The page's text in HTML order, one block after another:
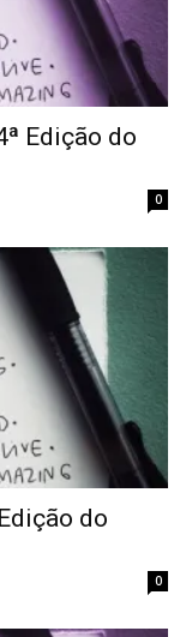
Edição do
0
do
0